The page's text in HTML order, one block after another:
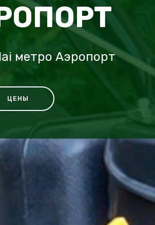
метро Аэропорт
ЦЕНЫ